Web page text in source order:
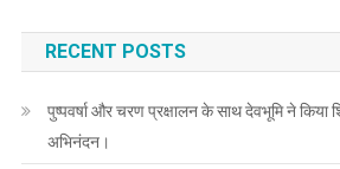
RECENT POSTS
पुष्पवर्षा और चरण प्रक्षालन के साथ देवभूमि ने किया
अभिनंदन।